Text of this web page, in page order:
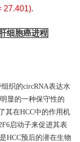
27.401).
细胞癌进程
织的circRNA表达水
显的一种保守性的
其在HCC中的作用机
启动子来促进其表
HCC预后的潜在生物